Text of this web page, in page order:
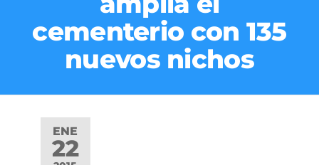
cementerio con 135
nuevos nichos
ENE
22